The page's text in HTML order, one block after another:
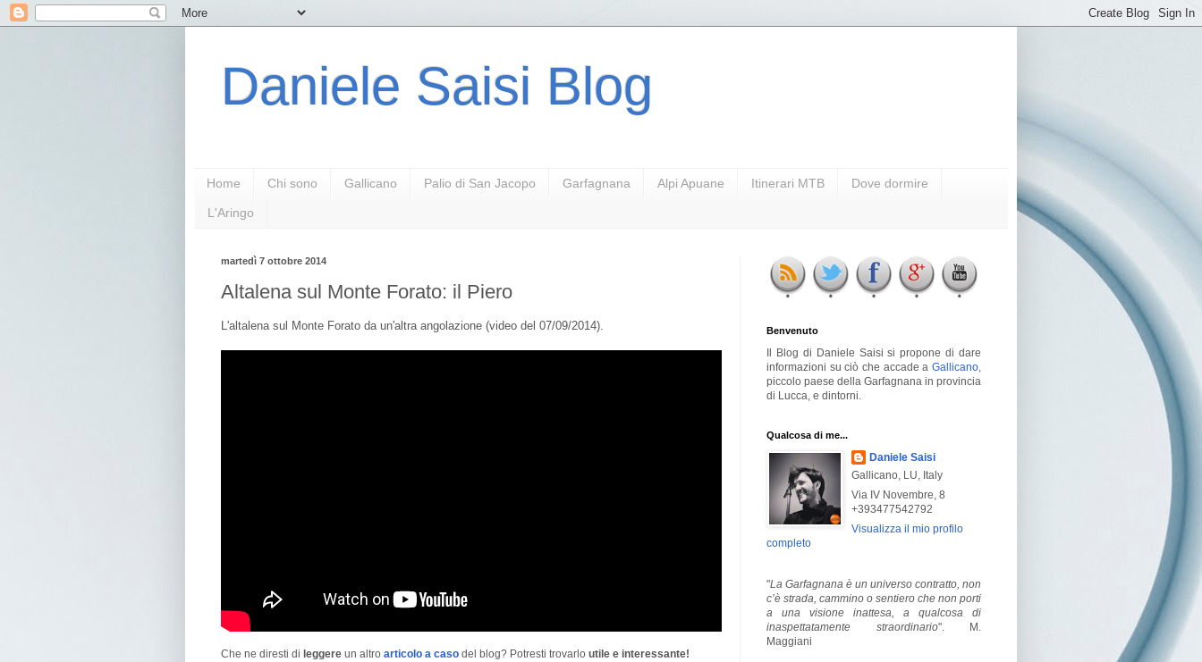
Daniele Saisi Blog
Home Chi sono Gallicano Palio di San Jacopo Garfagnana Alpi Apuane Itinerari MTB Dove dormire
L'Aringo
martedì 7 ottobre 2014
Altalena sul Monte Forato: il Piero
L'altalena sul Monte Forato da un'altra angolazione (video del 07/09/2014).
Che ne diresti di leggere un altro articolo a caso del blog? Potresti trovarlo utile e interessante!
Benvenuto
Il Blog di Daniele Saisi si propone di dare
informazioni su ciò che accade a Gallicano
piccolo paese della Garfagnana in provincia
di Lucca, e dintorni.
Qualcosa di me...
Daniele Saisi
Gallicano, LU, Italy
Via IV Novembre, 8
+393477542792
Visualizza il mio profilo
completo
"La Garfagnana è un universo contratto, non
c’è strada, cammino o sentiero che non porti
a una visione inattesa, a qualcosa di
inaspettatamente straordinario". M.
Maggiani